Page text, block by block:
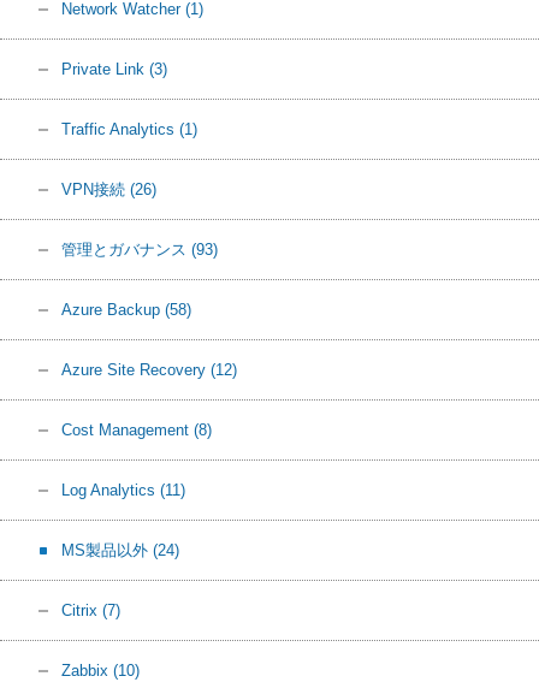
Network Watcher (1)
Private Link (3)
Traffic Analytics (1)
VPN接続 (26)
管理とガバナンス (93)
Azure Backup (58)
Azure Site Recovery (12)
Cost Management (8)
Log Analytics (11)
MS製品以外 (24)
Citrix (7)
Zabbix (10)